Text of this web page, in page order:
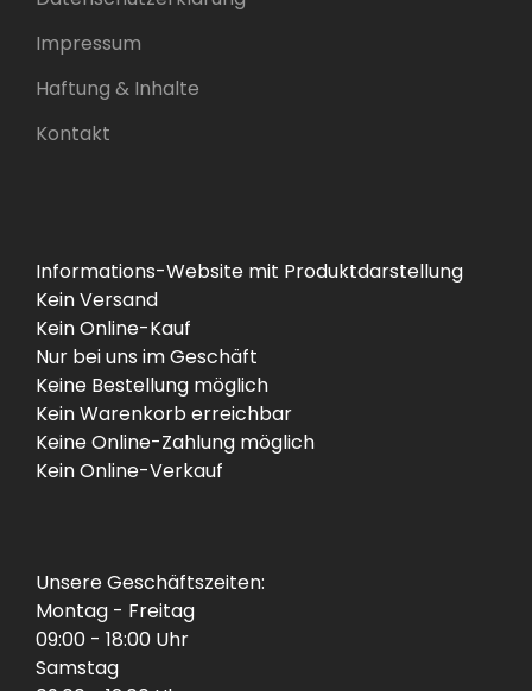
Impressum
Haftung & Inhalte
Kontakt
Informations-Website mit Produktdarstellung
Kein Versand
Kein Online-Kauf
Nur bei uns im Geschäft
Keine Bestellung möglich
Kein Warenkorb erreichbar
Keine Online-Zahlung möglich
Kein Online-Verkauf
Unsere Geschäftszeiten:
Montag - Freitag
09:00 - 18:00 Uhr
Samstag